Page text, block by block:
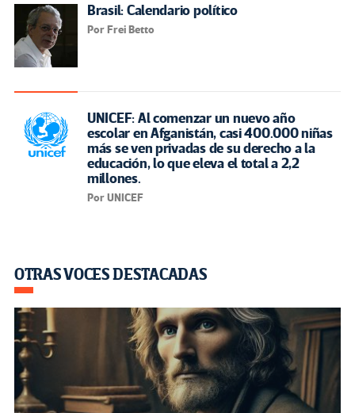
Brasil: Calendario político
Por Frei Betto
UNICEF: Al comenzar un nuevo año
escolar en Afganistán, casi 400.000 niñas
más se ven privadas de su derecho a la
educación, lo que eleva el total a 2,2
millones.
Por UNICEF
OTRAS VOCES DESTACADAS